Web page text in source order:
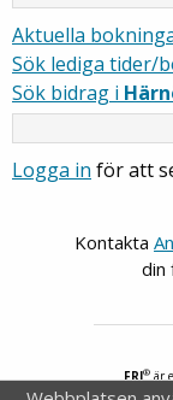
Aktuella
Sök lediga tider/
Sök bidrag i
Logga in för att
Kontakta
din
FRI®är